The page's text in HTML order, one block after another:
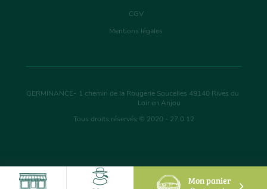
Mon panier
CGV
Mentions légales
GERMINANCE- 1 chemin de la Rougerie Soucelles 49140 Rives du
Loir en Anjou
Tous droits réservés © 2020 - 27.0.12